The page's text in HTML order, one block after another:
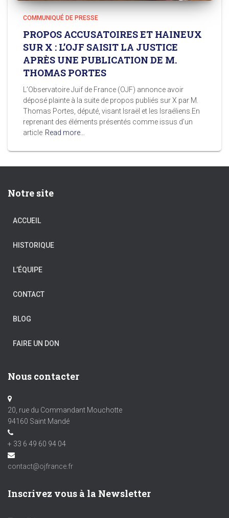
COMMUNIQUÉ DE PRESSE
PROPOS ACCUSATOIRES ET HAINEUX
SUR X : L’OJF SAISIT LA JUSTICE
APRÈS UNE PUBLICATION DE M.
THOMAS PORTES
L’Observatoire Juif de France (OJF) annonce avoir
déposé plainte à la suite de propos publiés sur X par M.
Thomas Portes, député, visant Israël et les Israéliens.En
reprenant des éléments présentés comme issus d’un
article Read more…
Notre site
ACCUEIL
HISTORIQUE
L’ÉQUIPE
CONTACT
BLOG
FAIRE UN DON
Nous contacter
20, rue du Commandant Mouchotte
94160 Saint Mandé
+ 33 6 49 60 94 04
contact@ojfrance.fr
Inscrivez vous à la Newsletter